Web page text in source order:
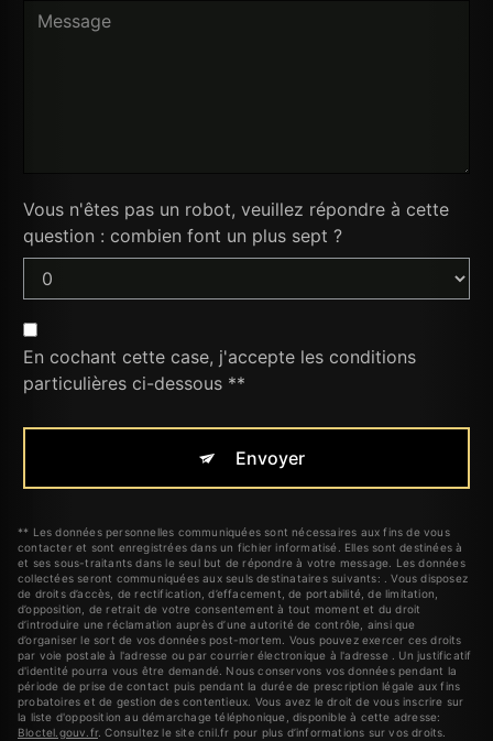
Vous n'êtes pas un robot, veuillez répondre à cette
question : combien font un plus sept ?
En cochant cette case, j'accepte les conditions
particulières ci-dessous **
Envoyer
** Les données personnelles communiquées sont nécessaires aux fins de vous
contacter et sont enregistrées dans un fichier informatisé. Elles sont destinées à
et ses sous-traitants dans le seul but de répondre à votre message. Les données
collectées seront communiquées aux seuls destinataires suivants: . Vous disposez
de droits d’accès, de rectification, d’effacement, de portabilité, de limitation,
d’opposition, de retrait de votre consentement à tout moment et du droit
d’introduire une réclamation auprès d’une autorité de contrôle, ainsi que
d’organiser le sort de vos données post-mortem. Vous pouvez exercer ces droits
par voie postale à l'adresse ou par courrier électronique à l'adresse . Un justificatif
d'identité pourra vous être demandé. Nous conservons vos données pendant la
période de prise de contact puis pendant la durée de prescription légale aux fins
probatoires et de gestion des contentieux. Vous avez le droit de vous inscrire sur
la liste d'opposition au démarchage téléphonique, disponible à cette adresse:
Bloctel.gouv.fr. Consultez le site cnil.fr pour plus d’informations sur vos droits.